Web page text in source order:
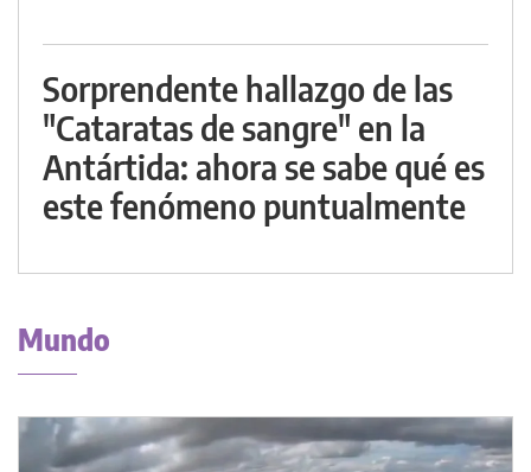
Sorprendente hallazgo de las
"Cataratas de sangre" en la
Antártida: ahora se sabe qué es
este fenómeno puntualmente
Mundo